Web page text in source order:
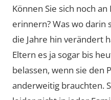
Können Sie sich noch
erinnern? Was wo darin
die Jahre hin verändert
Eltern es ja sogar bis
belassen, wenn sie den
anderweitig brauchten.